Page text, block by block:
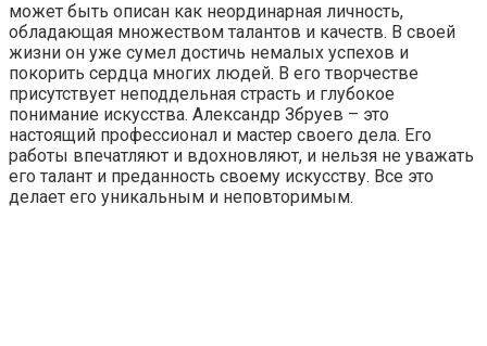
может быть описан как неординарная личность,
обладающая множеством талантов и качеств. В своей
жизни он уже сумел достичь немалых успехов и
покорить сердца многих людей. В его творчестве
присутствует неподдельная страсть и глубокое
понимание искусства. Александр Збруев – это
настоящий профессионал и мастер своего дела. Его
работы впечатляют и вдохновляют, и нельзя не уважать
его талант и преданность своему искусству. Все это
делает его уникальным и неповторимым.